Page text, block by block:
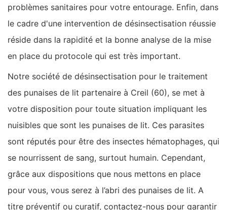
problèmes sanitaires pour votre entourage. Enfin, dans
le cadre d'une intervention de désinsectisation réussie
réside dans la rapidité et la bonne analyse de la mise
en place du protocole qui est très important.
Notre société de désinsectisation pour le traitement
des punaises de lit partenaire à Creil (60), se met à
votre disposition pour toute situation impliquant les
nuisibles que sont les punaises de lit. Ces parasites
sont réputés pour être des insectes hématophages, qui
se nourrissent de sang, surtout humain. Cependant,
grâce aux dispositions que nous mettons en place
pour vous, vous serez à l’abri des punaises de lit. A
titre préventif ou curatif, contactez-nous pour garantir